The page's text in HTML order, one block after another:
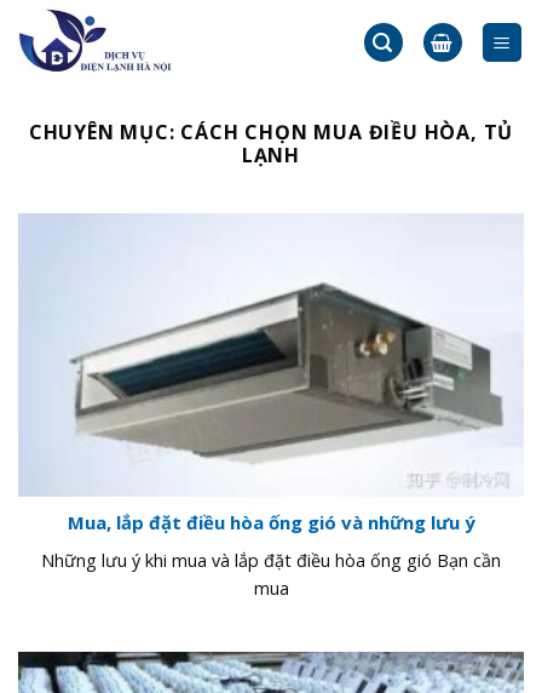
content
CHUYÊN MỤC: CÁCH CHỌN MUA ĐIỀU HÒA, TỦ
LẠNH
Mua, lắp đặt điều hòa ống gió và những lưu ý
Những lưu ý khi mua và lắp đặt điều hòa ống gió Bạn cần
mua